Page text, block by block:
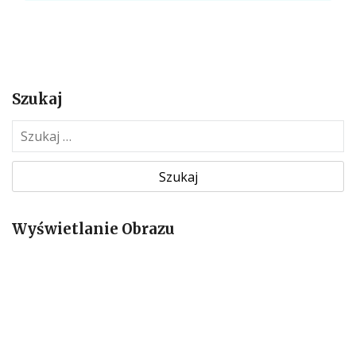
Szukaj
z
k
jWyświetlanie Obrazu